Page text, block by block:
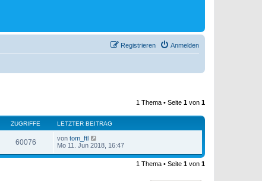
Anmelden
Registrieren
1 Thema • Seite 1 von 1
ZUGRIFFE LETZTER BEITRAG
60076 von tom_ftl
Mo 11. Jun 2018, 16:47
1 Thema • Seite 1 von 1